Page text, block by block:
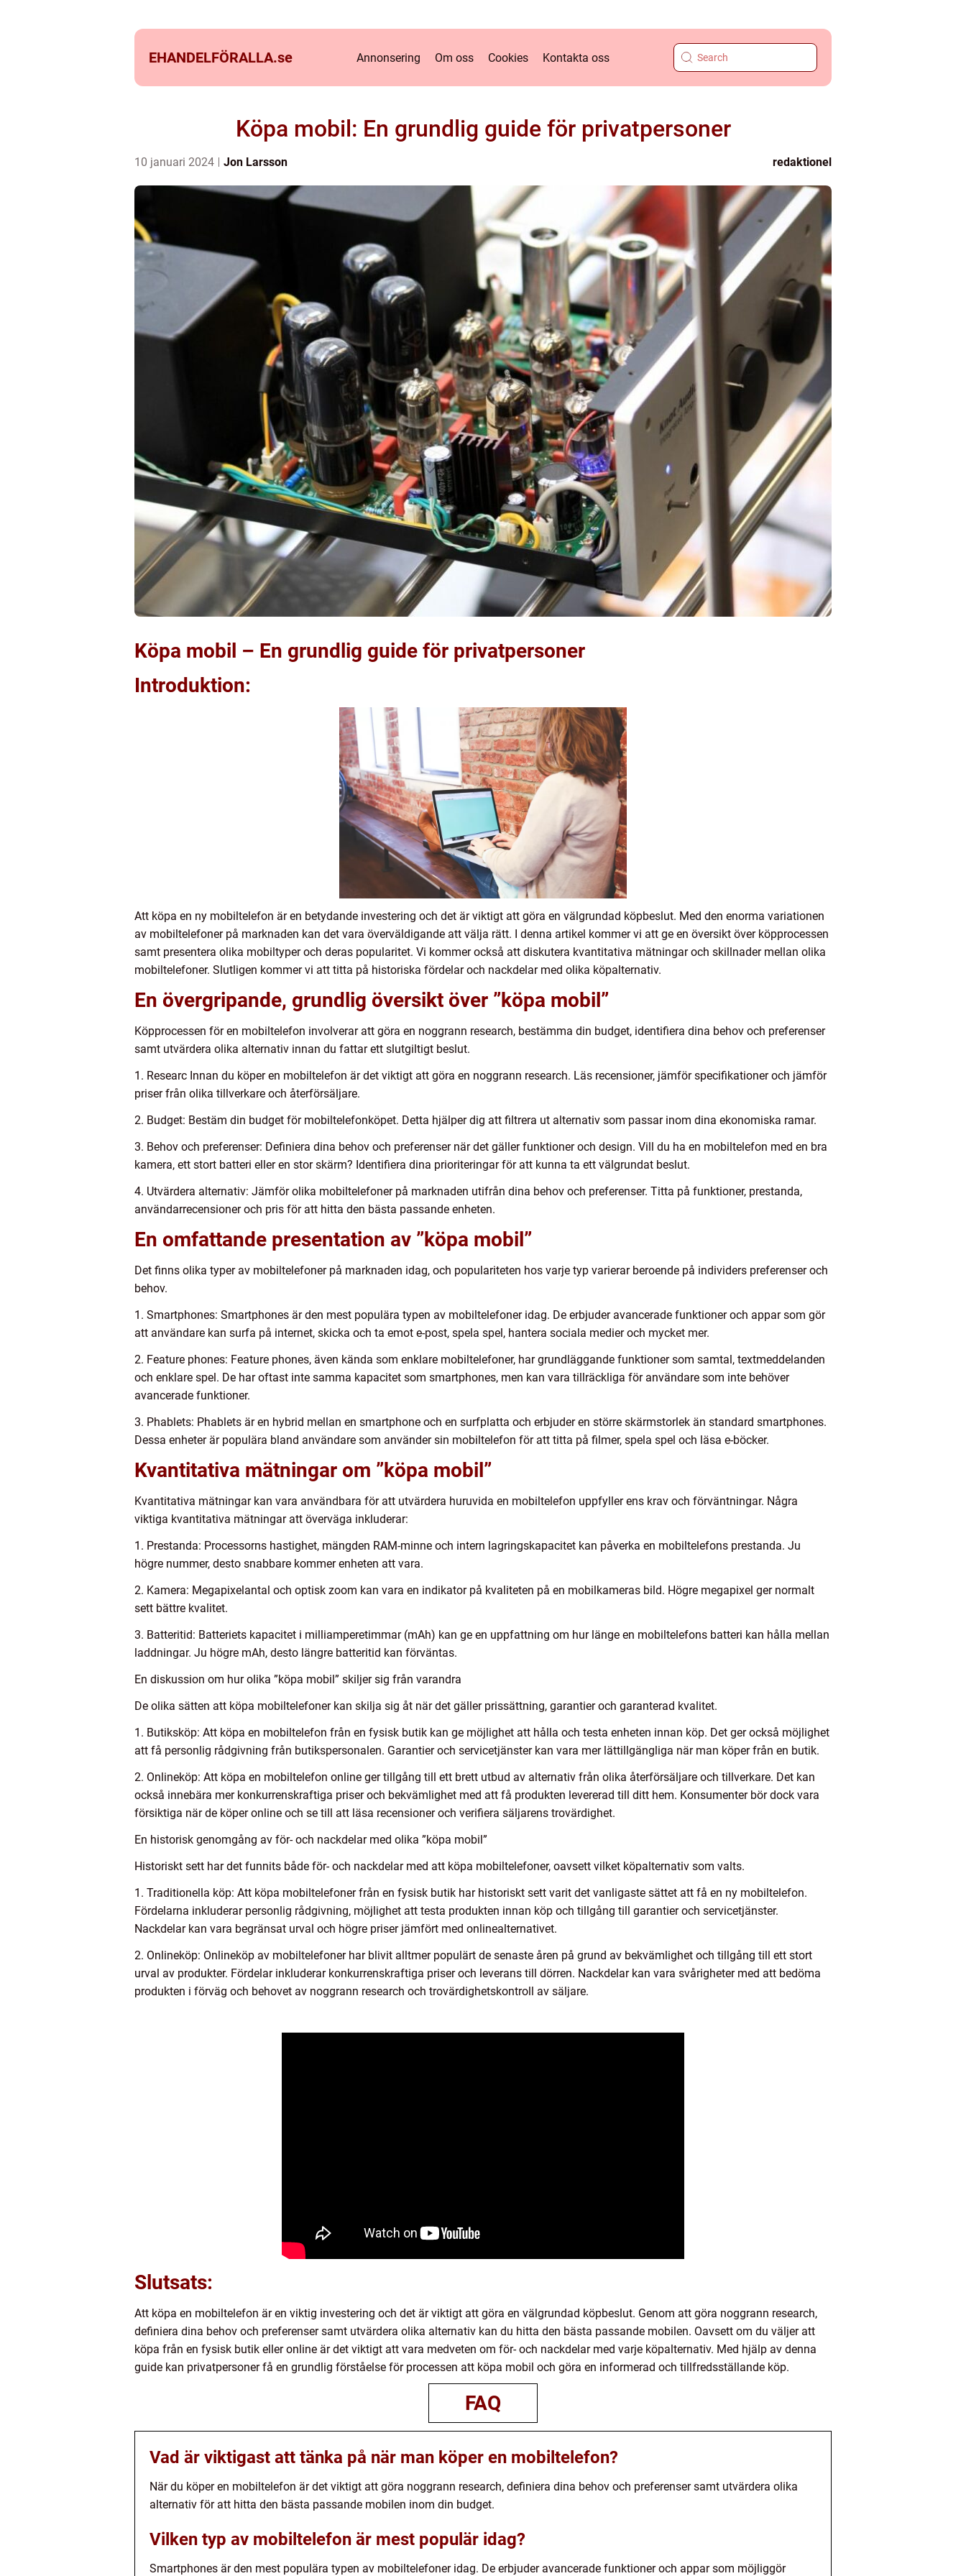
EHANDELFÖRALLA.se Annonsering Om oss Cookies Kontakta oss
Köpa mobil: En grundlig guide för privatpersoner
10 januari 2024 Jon Larsson redaktionel
Köpa mobil – En grundlig guide för privatpersoner
Introduktion:
Att köpa en ny mobiltelefon är en betydande investering och det är viktigt att göra en välgrundad köpbeslut. Med den enorma variationen
av mobiltelefoner på marknaden kan det vara överväldigande att välja rätt. I denna artikel kommer vi att ge en översikt över köpprocessen
samt presentera olika mobiltyper och deras popularitet. Vi kommer också att diskutera kvantitativa mätningar och skillnader mellan olika
mobiltelefoner. Slutligen kommer vi att titta på historiska fördelar och nackdelar med olika köpalternativ.
En övergripande, grundlig översikt över ”köpa mobil”
Köpprocessen för en mobiltelefon involverar att göra en noggrann research, bestämma din budget, identifiera dina behov och preferenser
samt utvärdera olika alternativ innan du fattar ett slutgiltigt beslut.
1. Researc Innan du köper en mobiltelefon är det viktigt att göra en noggrann research. Läs recensioner, jämför specifikationer och jämför
priser från olika tillverkare och återförsäljare.
2. Budget: Bestäm din budget för mobiltelefonköpet. Detta hjälper dig att filtrera ut alternativ som passar inom dina ekonomiska ramar.
3. Behov och preferenser: Definiera dina behov och preferenser när det gäller funktioner och design. Vill du ha en mobiltelefon med en bra
kamera, ett stort batteri eller en stor skärm? Identifiera dina prioriteringar för att kunna ta ett välgrundat beslut.
4. Utvärdera alternativ: Jämför olika mobiltelefoner på marknaden utifrån dina behov och preferenser. Titta på funktioner, prestanda,
användarrecensioner och pris för att hitta den bästa passande enheten.
En omfattande presentation av ”köpa mobil”
Det finns olika typer av mobiltelefoner på marknaden idag, och populariteten hos varje typ varierar beroende på individers preferenser och
behov.
1. Smartphones: Smartphones är den mest populära typen av mobiltelefoner idag. De erbjuder avancerade funktioner och appar som gör
att användare kan surfa på internet, skicka och ta emot e-post, spela spel, hantera sociala medier och mycket mer.
2. Feature phones: Feature phones, även kända som enklare mobiltelefoner, har grundläggande funktioner som samtal, textmeddelanden
och enklare spel. De har oftast inte samma kapacitet som smartphones, men kan vara tillräckliga för användare som inte behöver
avancerade funktioner.
3. Phablets: Phablets är en hybrid mellan en smartphone och en surfplatta och erbjuder en större skärmstorlek än standard smartphones.
Dessa enheter är populära bland användare som använder sin mobiltelefon för att titta på filmer, spela spel och läsa e-böcker.
Kvantitativa mätningar om ”köpa mobil”
Kvantitativa mätningar kan vara användbara för att utvärdera huruvida en mobiltelefon uppfyller ens krav och förväntningar. Några
viktiga kvantitativa mätningar att överväga inkluderar:
1. Prestanda: Processorns hastighet, mängden RAM-minne och intern lagringskapacitet kan påverka en mobiltelefons prestanda. Ju
högre nummer, desto snabbare kommer enheten att vara.
2. Kamera: Megapixelantal och optisk zoom kan vara en indikator på kvaliteten på en mobilkameras bild. Högre megapixel ger normalt
sett bättre kvalitet.
3. Batteritid: Batteriets kapacitet i milliamperetimmar (mAh) kan ge en uppfattning om hur länge en mobiltelefons batteri kan hålla mellan
laddningar. Ju högre mAh, desto längre batteritid kan förväntas.
En diskussion om hur olika ”köpa mobil” skiljer sig från varandra
De olika sätten att köpa mobiltelefoner kan skilja sig åt när det gäller prissättning, garantier och garanterad kvalitet.
1. Butiksköp: Att köpa en mobiltelefon från en fysisk butik kan ge möjlighet att hålla och testa enheten innan köp. Det ger också möjlighet
att få personlig rådgivning från butikspersonalen. Garantier och servicetjänster kan vara mer lättillgängliga när man köper från en butik.
2. Onlineköp: Att köpa en mobiltelefon online ger tillgång till ett brett utbud av alternativ från olika återförsäljare och tillverkare. Det kan
också innebära mer konkurrenskraftiga priser och bekvämlighet med att få produkten levererad till ditt hem. Konsumenter bör dock vara
försiktiga när de köper online och se till att läsa recensioner och verifiera säljarens trovärdighet.
En historisk genomgång av för- och nackdelar med olika ”köpa mobil”
Historiskt sett har det funnits både för- och nackdelar med att köpa mobiltelefoner, oavsett vilket köpalternativ som valts.
1. Traditionella köp: Att köpa mobiltelefoner från en fysisk butik har historiskt sett varit det vanligaste sättet att få en ny mobiltelefon.
Fördelarna inkluderar personlig rådgivning, möjlighet att testa produkten innan köp och tillgång till garantier och servicetjänster.
Nackdelar kan vara begränsat urval och högre priser jämfört med onlinealternativet.
2. Onlineköp: Onlineköp av mobiltelefoner har blivit alltmer populärt de senaste åren på grund av bekvämlighet och tillgång till ett stort
urval av produkter. Fördelar inkluderar konkurrenskraftiga priser och leverans till dörren. Nackdelar kan vara svårigheter med att bedöma
produkten i förväg och behovet av noggrann research och trovärdighetskontroll av säljare.
Slutsats:
Att köpa en mobiltelefon är en viktig investering och det är viktigt att göra en välgrundad köpbeslut. Genom att göra noggrann research,
definiera dina behov och preferenser samt utvärdera olika alternativ kan du hitta den bästa passande mobilen. Oavsett om du väljer att
köpa från en fysisk butik eller online är det viktigt att vara medveten om för- och nackdelar med varje köpalternativ. Med hjälp av denna
guide kan privatpersoner få en grundlig förståelse för processen att köpa mobil och göra en informerad och tillfredsställande köp.
FAQ
Vad är viktigast att tänka på när man köper en mobiltelefon?
När du köper en mobiltelefon är det viktigt att göra noggrann research, definiera dina behov och preferenser samt utvärdera olika
alternativ för att hitta den bästa passande mobilen inom din budget.
Vilken typ av mobiltelefon är mest populär idag?
Smartphones är den mest populära typen av mobiltelefoner idag. De erbjuder avancerade funktioner och appar som möjliggör